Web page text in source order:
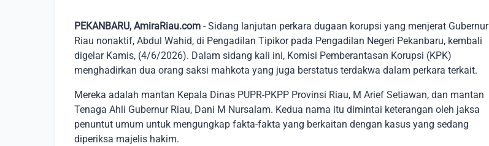
PEKANBARU, AmiraRiau.com - Sidang lanjutan perkara dugaan korupsi yang menjerat Gubernur
Riau nonaktif, Abdul Wahid, di Pengadilan Tipikor pada Pengadilan Negeri Pekanbaru, kembali
digelar Kamis, (4/6/2026). Dalam sidang kali ini, Komisi Pemberantasan Korupsi (KPK)
menghadirkan dua orang saksi mahkota yang juga berstatus terdakwa dalam perkara terkait.
Mereka adalah mantan Kepala Dinas PUPR-PKPP Provinsi Riau, M Arief Setiawan, dan mantan
Tenaga Ahli Gubernur Riau, Dani M Nursalam. Kedua nama itu dimintai keterangan oleh jaksa
penuntut umum untuk mengungkap fakta-fakta yang berkaitan dengan kasus yang sedang
diperiksa majelis hakim.